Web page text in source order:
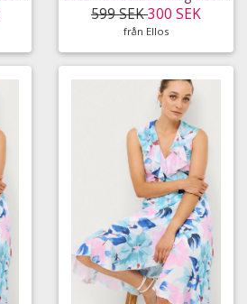
599 SEK300 SEK
från Ellos